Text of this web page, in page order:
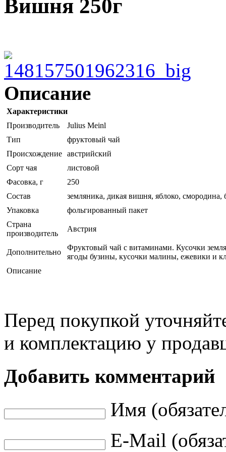
Вишня 250г
Описание
Характеристики
Производитель
Julius Meinl
Тип
фруктовый чай
Происхождение австрийский
Сорт чая
листовой
Фасовка, г
250
Состав
земляника, дикая вишня, яблоко,
Упаковка
фольгированный пакет
Страна
производитель
Австрия
Дополнительно
Фруктовый чай с витаминами. Кусочки
ягоды бузины, кусочки малины, ежевики и
Описание
Перед покупкой
и комплектацию у
Добавить комментарий
Имя
E-Mail